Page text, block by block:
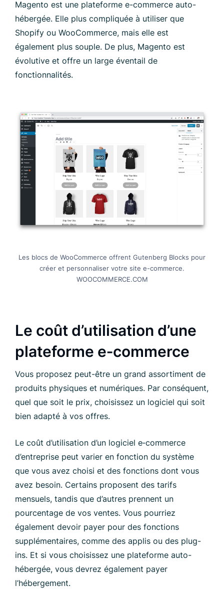
Magento est une plateforme e-commerce auto-
hébergée. Elle plus compliquée à utiliser que
Shopify ou WooCommerce, mais elle est
également plus souple. De plus, Magento est
évolutive et offre un large éventail de
fonctionnalités.
Les blocs de WooCommerce offrent Gutenberg Blocks pour
créer et personnaliser votre site e-commerce.
WOOCOMMERCE.COM
Le coût d’utilisation d’une
plateforme e‑commerce
Vous proposez peut-être un grand assortiment de
produits physiques et numériques. Par conséquent,
quel que soit le prix, choisissez un logiciel qui soit
bien adapté à vos offres.
Le coût d’utilisation d’un logiciel e‑commerce
d’entreprise peut varier en fonction du système
que vous avez choisi et des fonctions dont vous
avez besoin. Certains proposent des tarifs
mensuels, tandis que d’autres prennent un
pourcentage de vos ventes. Vous pourriez
également devoir payer pour des fonctions
supplémentaires, comme des applis ou des plug-
ins. Et si vous choisissez une plateforme auto-
hébergée, vous devrez également payer
l’hébergement.